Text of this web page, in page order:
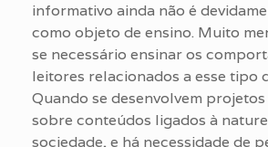
informativo ainda não é
como objeto de ensino. Muito
se necessário ensinar os
leitores relacionados a esse tipo
Quando se desenvolvem
sobre conteúdos ligados à
sociedade, e há necessidade de